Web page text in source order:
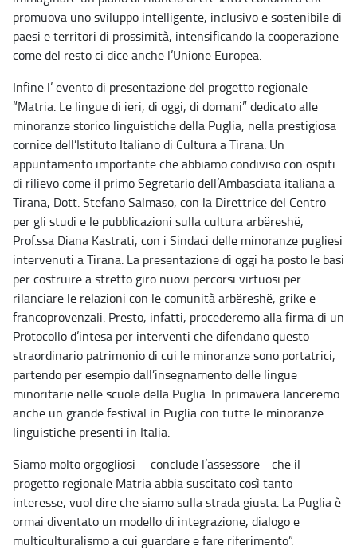
promuova uno sviluppo intelligente, inclusivo e sostenibile di
paesi e territori di prossimità, intensificando la cooperazione
come del resto ci dice anche l’Unione Europea.
Infine l’ evento di presentazione del progetto regionale
“Matria. Le lingue di ieri, di oggi, di domani” dedicato alle
minoranze storico linguistiche della Puglia, nella prestigiosa
cornice dell’Istituto Italiano di Cultura a Tirana. Un
appuntamento importante che abbiamo condiviso con ospiti
di rilievo come il primo Segretario dell’Ambasciata italiana a
Tirana, Dott. Stefano Salmaso, con la Direttrice del Centro
per gli studi e le pubblicazioni sulla cultura arbëreshë,
Prof.ssa Diana Kastrati, con i Sindaci delle minoranze pugliesi
intervenuti a Tirana. La presentazione di oggi ha posto le basi
per costruire a stretto giro nuovi percorsi virtuosi per
rilanciare le relazioni con le comunità arbëreshë, grike e
francoprovenzali. Presto, infatti, procederemo alla firma di un
Protocollo d’intesa per interventi che difendano questo
straordinario patrimonio di cui le minoranze sono portatrici,
partendo per esempio dall’insegnamento delle lingue
minoritarie nelle scuole della Puglia. In primavera lanceremo
anche un grande festival in Puglia con tutte le minoranze
linguistiche presenti in Italia.
Siamo molto orgogliosi - conclude l’assessore - che il
progetto regionale Matria abbia suscitato così tanto
interesse, vuol dire che siamo sulla strada giusta. La Puglia è
ormai diventato un modello di integrazione, dialogo e
multiculturalismo a cui guardare e fare riferimento”.